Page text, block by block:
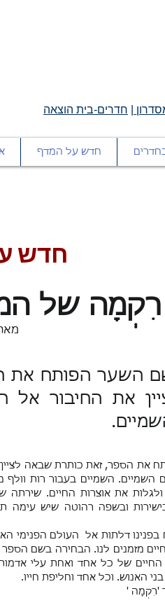
חדרים-בית הוצאה
חדש על המדף
חדש
רִקְמָה של
השער הפותח את
את החיבור
את הספר, זאת כותרת שבאה
השמיים בעבור רות וולף
את אוצרות החיים. שירתה
ובשפה רהוטה שיש עימה
דלתות אל העולם הפנימי
מזמנים לנו. הבחירה בשם
של כל אחד ואחת עלי
האנוש. וכל אחד וחליפת חייו.
'רִקְמָה '